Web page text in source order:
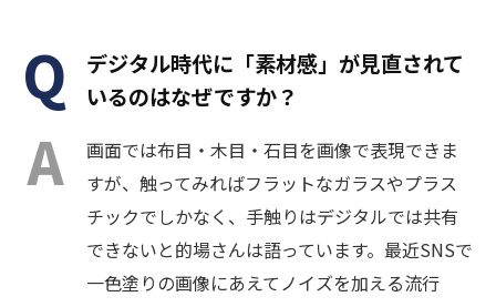
デジタル時代に「素材感」が見直されて
いるのはなぜですか？
画面では布目・木目・石目を画像で表現できま
すが、触ってみればフラットなガラスやプラス
チックでしかなく、手触りはデジタルでは共有
できないと的場さんは語っています。最近SNSで
一色塗りの画像にあえてノイズを加える流行